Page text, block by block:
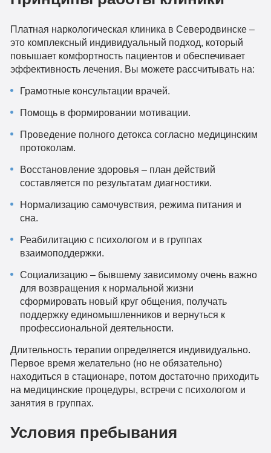
Платная наркологическая клиника в Северодвинске –
это комплексный индивидуальный подход, который
повышает комфортность пациентов и обеспечивает
эффективность лечения. Вы можете рассчитывать на:
Грамотные консультации врачей.
Помощь в формировании мотивации.
Проведение полного детокса согласно медицинским
протоколам.
Восстановление здоровья – план действий
составляется по результатам диагностики.
Нормализацию самочувствия, режима питания и
сна.
Реабилитацию с психологом и в группах
взаимоподдержки.
Социализацию – бывшему зависимому очень важно
для возвращения к нормальной жизни
сформировать новый круг общения, получать
поддержку единомышленников и вернуться к
профессиональной деятельности.
Длительность терапии определяется индивидуально.
Первое время желательно (но не обязательно)
находиться в стационаре, потом достаточно приходить
на медицинские процедуры, встречи с психологом и
занятия в группах.
Условия пребывания